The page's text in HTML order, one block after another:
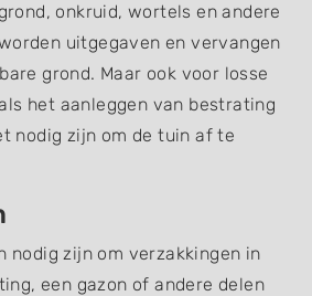
onkruid, wortels en andere
uitgegaven en vervangen
grond. Maar ook voor losse
het aanleggen van bestrating
nodig zijn om de tuin af te
nodig zijn om verzakkingen in
een gazon of andere delen